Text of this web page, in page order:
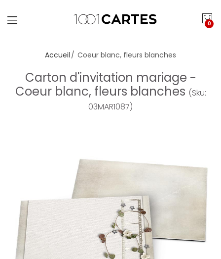
0
Accueil Coeur blanc, fleurs blanches
Carton d'invitation mariage -
Coeur blanc, fleurs blanches (Sku:
03MAR1087)